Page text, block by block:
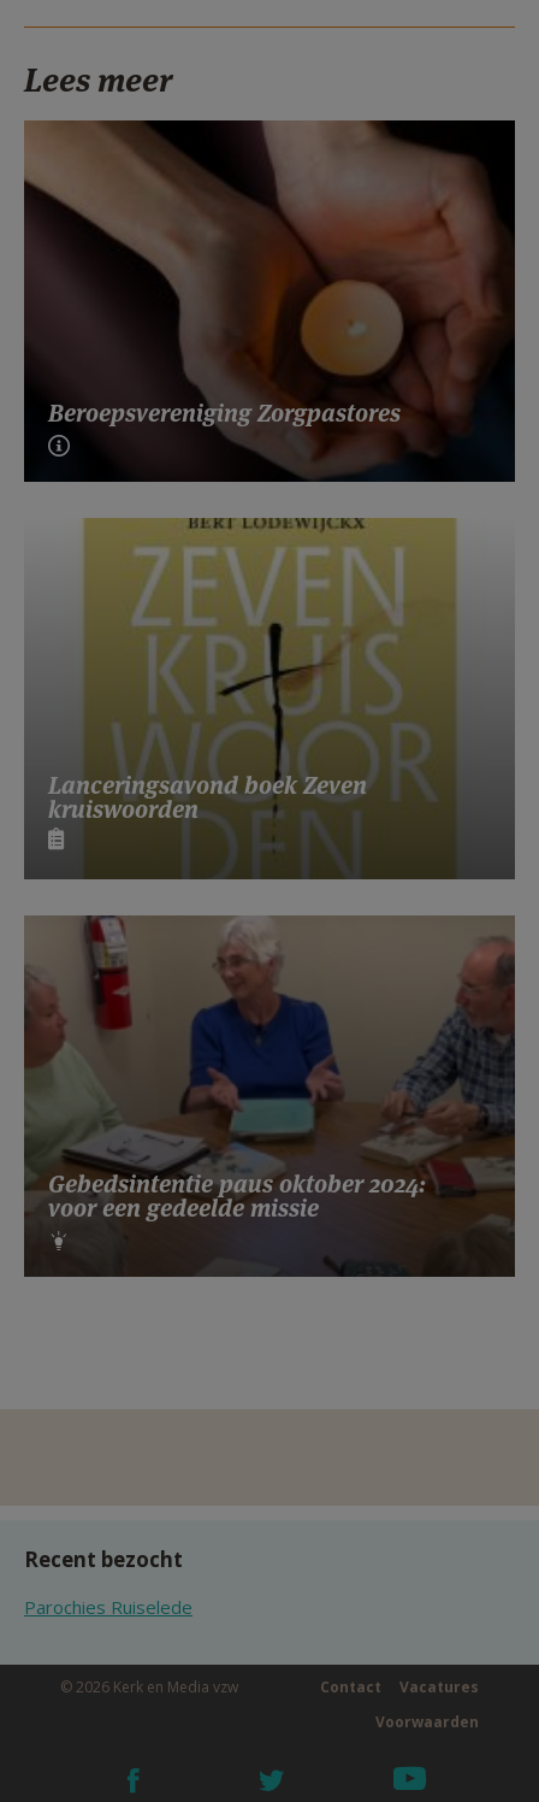
Lees meer
Beroepsvereniging Zorgpastores
Lanceringsavond boek Zeven
kruiswoorden
Gebedsintentie paus oktober 2024:
voor een gedeelde missie
Recent bezocht
Parochies Ruiselede
© 2026 Kerk en Media vzw Vacatures
Contact
Voorwaarden